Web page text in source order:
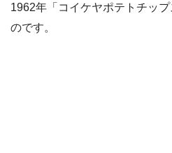
1962年「コイケヤポテトチッ
のです。